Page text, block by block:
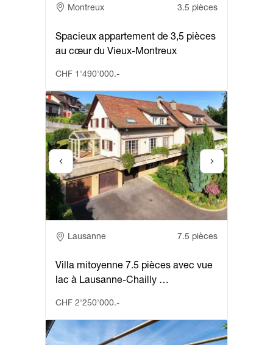
Adresse
Montreux 3.5 pièces
Spacieux appartement de 3,5 pièces
au cœur du Vieux-Montreux
CHF 1'490'000.-
Adresse
Lausanne 7.5 pièces
Villa mitoyenne 7.5 pièces avec vue
lac à Lausanne-Chailly …
CHF 2'250'000.-